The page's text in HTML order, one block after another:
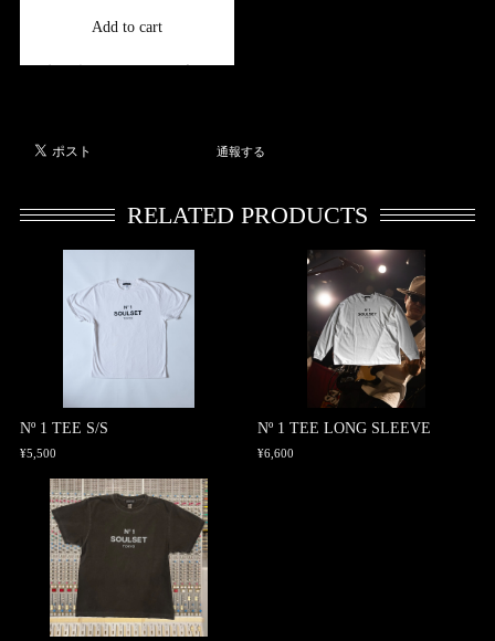
Add to cart
通報する
RELATED PRODUCTS
Nº 1 TEE S/S
¥5,500
Nº 1 TEE LONG SLEEVE
¥6,600